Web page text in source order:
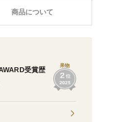
商品について
受賞歴
果物